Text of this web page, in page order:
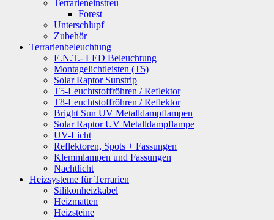
Terrarieneinstreu
Forest
Unterschlupf
Zubehör
Terrarienbeleuchtung
E.N.T.- LED Beleuchtung
Montagelichtleisten (T5)
Solar Raptor Sunstrip
T5-Leuchtstoffröhren / Reflektor
T8-Leuchtstoffröhren / Reflektor
Bright Sun UV Metalldampflampen
Solar Raptor UV Metalldampflampe
UV-Licht
Reflektoren, Spots + Fassungen
Klemmlampen und Fassungen
Nachtlicht
Heizsysteme für Terrarien
Silikonheizkabel
Heizmatten
Heizsteine